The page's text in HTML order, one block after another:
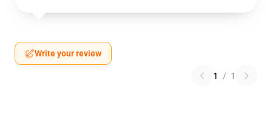
Write your review
1 / 1